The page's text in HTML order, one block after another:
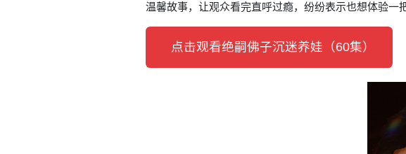
温馨故事，让观众看完直呼过瘾，纷纷表示也想体验一
点击观看绝嗣佛子沉迷养娃（60集）